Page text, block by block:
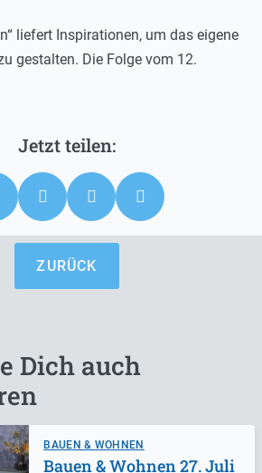
liefert Inspirationen, um das eigene
gestalten. Die Folge vom 12.
ZURÜCK
Dich auch
BAUEN & WOHNEN
Bauen & Wohnen 27. Juli